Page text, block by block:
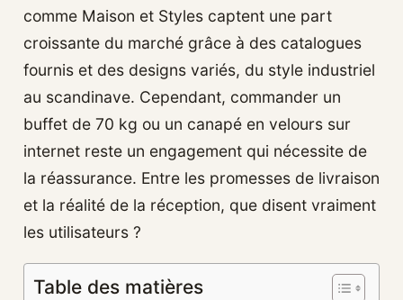
comme Maison et Styles captent une part
croissante du marché grâce à des catalogues
fournis et des designs variés, du style industriel
au scandinave. Cependant, commander un
buffet de 70 kg ou un canapé en velours sur
internet reste un engagement qui nécessite de
la réassurance. Entre les promesses de livraison
et la réalité de la réception, que disent vraiment
les utilisateurs ?
Table des matières